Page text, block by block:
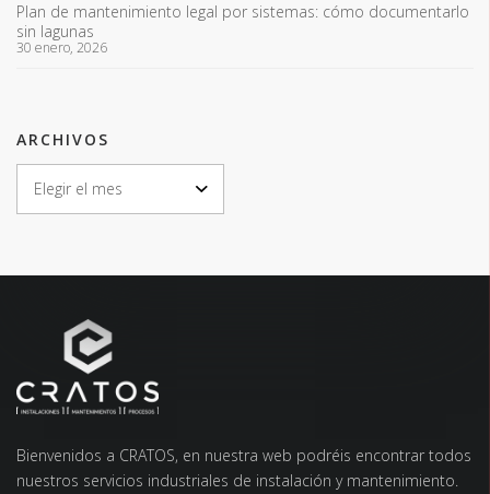
Plan de mantenimiento legal por sistemas: cómo documentarlo
sin lagunas
30 enero, 2026
ARCHIVOS
Bienvenidos a CRATOS, en nuestra web podréis encontrar todos
nuestros servicios industriales de instalación y mantenimiento.